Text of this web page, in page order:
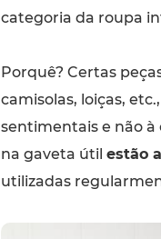
categoria da roupa
Porquê? Certas
camisolas, loiças,
sentimentais e não à
na gaveta útil estão
utilizadas